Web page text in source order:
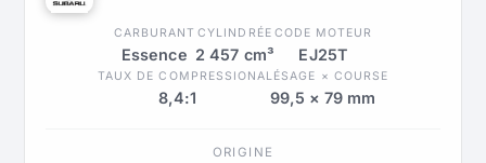
CARBURANT
Essence
CYLINDRÉE
2 457 cm³
CODE MOTEUR
EJ25T
TAUX DE COMPRESSION
8,4:1
ALÉSAGE × COURSE
99,5 × 79 mm
ORIGINE